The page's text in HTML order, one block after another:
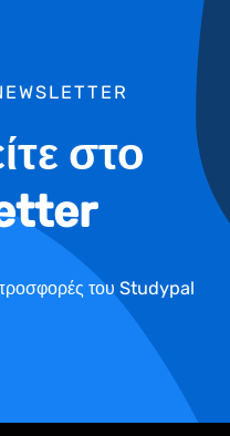
στο
προσφορές του Studypal